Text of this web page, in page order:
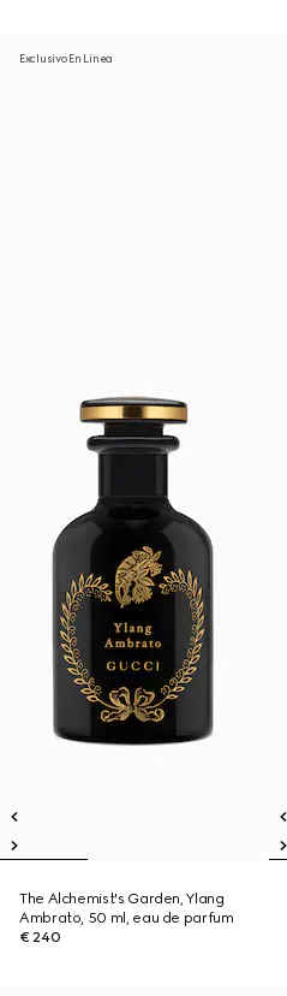
Exclusivo En Línea
The Alchemist's Garden, Ylang
Ambrato, 50 ml, eau de parfum
€ 240